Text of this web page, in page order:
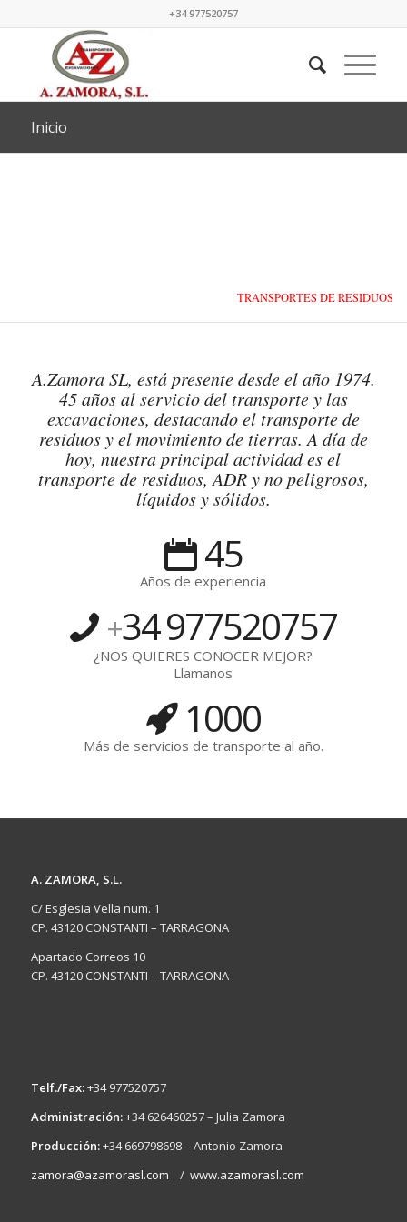
+34 977520757
Inicio
TRANSPORTES DE RESIDUOS
A.Zamora SL, está presente desde el año 1974.
45 años al servicio del transporte y las
excavaciones, destacando el transporte de
residuos y el movimiento de tierras. A día de
hoy, nuestra principal actividad es el
transporte de residuos, ADR y no peligrosos,
líquidos y sólidos.
45
Años de experiencia
+34977520757
¿NOS QUIERES CONOCER MEJOR?
Llamanos
1000
Más de servicios de transporte al año.
A. ZAMORA, S.L.
C/ Esglesia Vella num. 1
CP. 43120 CONSTANTI – TARRAGONA
Apartado Correos 10
CP. 43120 CONSTANTI – TARRAGONA
Telf./Fax:+34 977520757
Administración:+34 626460257 – Julia Zamora
Producción:+34 669798698 – Antonio Zamora
zamora@azamorasl.com / www.azamorasl.com